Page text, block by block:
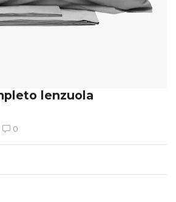
lenzuola
0